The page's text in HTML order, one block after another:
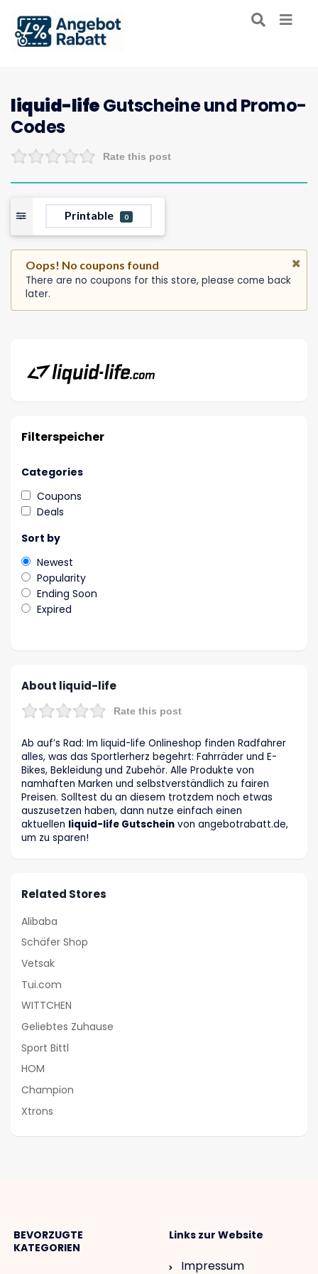
liquid-lifeGutscheine und Promo-
Codes
Rate this post
Printable 0
Oops! No coupons found
There are no coupons for this store, please come back
later.
Filterspeicher
Categories
Coupons
Deals
Sort by
Newest
Popularity
Ending Soon
Expired
About liquid-life
Rate this post
Ab auf’s Rad: Im liquid-life Onlineshop finden Radfahrer
alles, was das Sportlerherz begehrt: Fahrräder und E-
Bikes, Bekleidung und Zubehör. Alle Produkte von
namhaften Marken und selbstverständlich zu fairen
Preisen. Solltest du an diesem trotzdem noch etwas
auszusetzen haben, dann nutze einfach einen
aktuellen liquid-life Gutschein von angebotrabatt.de,
um zu sparen!
Related Stores
Alibaba
Schäfer Shop
Vetsak
Tui.com
WITTCHEN
Geliebtes Zuhause
Sport Bittl
HOM
Champion
Xtrons
BEVORZUGTE
KATEGORIEN
Links zur Website
Impressum